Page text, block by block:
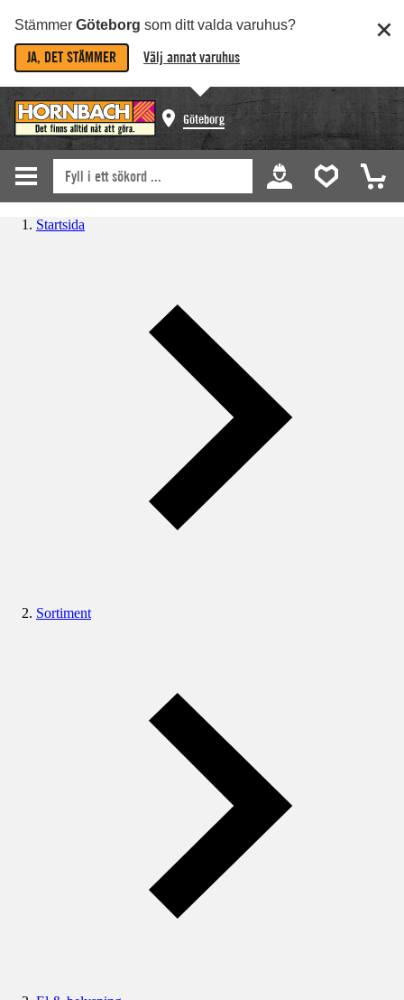
Stämmer Göteborg som ditt valda varuhus?
JA, DET STÄMMER Välj annat varuhus
Göteborg
Startsida
Sortiment